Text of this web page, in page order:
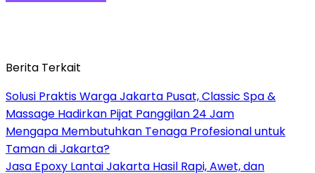
Berita Terkait
Solusi Praktis Warga Jakarta Pusat, Classic Spa &
Massage Hadirkan Pijat Panggilan 24 Jam
Mengapa Membutuhkan Tenaga Profesional untuk
Taman di Jakarta?
Jasa Epoxy Lantai Jakarta Hasil Rapi, Awet, dan